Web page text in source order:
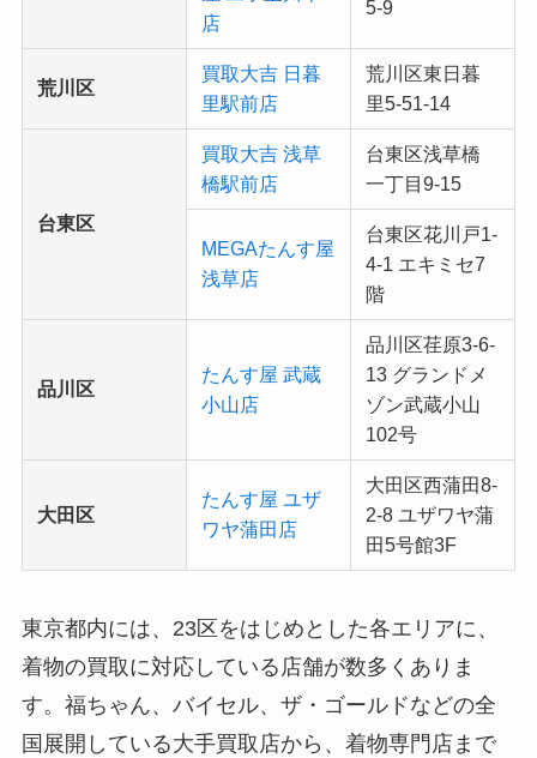
店
5-9
荒川区
買取大吉 日暮
里駅前店
荒川区東日暮
里5-51-14
台東区
買取大吉 浅草
橋駅前店
台東区浅草橋
一丁目9-15
MEGAたんす屋
浅草店
台東区花川戸1-
4-1 エキミセ7
階
品川区
たんす屋 武蔵
小山店
品川区荏原3-6-
13 グランドメ
ゾン武蔵小山
102号
大田区
たんす屋 ユザ
ワヤ蒲田店
大田区西蒲田8-
2-8 ユザワヤ蒲
田5号館3F
東京都内には、23区をはじめとした各エリアに、
着物の買取に対応している店舗が数多くありま
す。福ちゃん、バイセル、ザ・ゴールドなどの全
国展開している大手買取店から、着物専門店まで